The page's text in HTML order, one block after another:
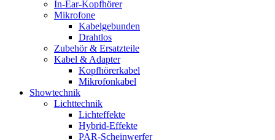
In-Ear-Kopfhörer
Mikrofone
Kabelgebunden
Drahtlos
Zubehör & Ersatzteile
Kabel & Adapter
Kopfhörerkabel
Mikrofonkabel
Showtechnik
Lichttechnik
Lichteffekte
Hybrid-Effekte
PAR-Scheinwerfer